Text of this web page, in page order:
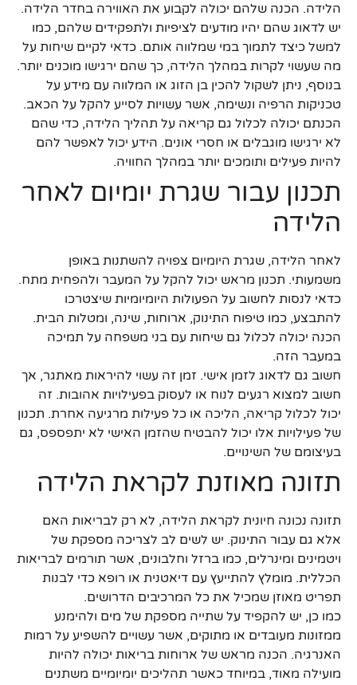
הלידה. הכנה שלהם יכולה לקבוע את האווירה בחדר הלידה.
יש לדאוג שהם יהיו מודעים לציפיות ולתפקידים שלהם, כמו
למשל כיצד לתמוך במי שמלווה אותם. כדאי לקיים שיחות על
מה שעשוי לקרות במהלך הלידה, כך שהם ירגישו מוכנים יותר.
בנוסף, ניתן לשקול להכין בן הזוג או המלווה עם מידע על
טכניקות הרפיה ונשימה, אשר עשויות לסייע להקל על הכאב.
הכנתם יכולה לכלול גם קריאה על תהליך הלידה, כדי שהם
לא ירגישו מוגבלים או חסרי אונים. הידע יכול לאפשר להם
להיות פעילים ותומכים יותר במהלך החוויה.
תכנון עבור שגרת יומיום לאחר
הלידה
לאחר הלידה, שגרת היומיום צפויה להשתנות באופן
משמעותי. תכנון מראש יכול להקל על המעבר ולהפחית מתח.
כדאי לנסות לחשוב על הפעולות היומיומיות שיצטרכו
להתבצע, כמו טיפוח התינוק, ארוחות, שינה, ומטלות הבית.
הכנה יכולה לכלול גם שיחות עם בני משפחה על תמיכה
במעבר הזה.
חשוב גם לדאוג לזמן אישי. זמן זה עשוי להיראות מאתגר, אך
חשוב למצוא רגעים לנוח או לעסוק בפעילויות אהובות. זה
יכול לכלול קריאה, הליכה או כל פעילות מרגיעה אחרת. תכנון
של פעילויות אלו יכול להבטיח שהזמן האישי לא יתפספס, גם
בעיצומם של השינויים.
תזונה מאוזנת לקראת הלידה
תזונה נכונה חיונית לקראת הלידה, לא רק לבריאות האם
אלא גם עבור התינוק. יש לשים לב לצריכה מספקת של
ויטמינים ומינרלים, כמו ברזל וחלבונים, אשר תורמים לבריאות
הכללית. מומלץ להתייעץ עם דיאטנית או רופא כדי לבנות
תפריט מאוזן שמכיל את כל המרכיבים הדרושים.
כמו כן, יש להקפיד על שתייה מספקת של מים ולהימנע
ממזונות מעובדים או מתוקים, אשר עשויים להשפיע על רמות
האנרגיה. הכנה מראש של ארוחות בריאות יכולה להיות
מועילה מאוד, במיוחד כאשר תהליכים יומיומיים משתנים